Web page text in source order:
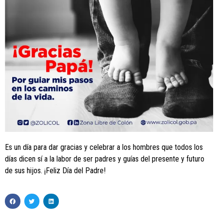
Es un día para dar gracias y celebrar a los hombres que todos los
días dicen sí a la labor de ser padres y guías del presente y futuro
de sus hijos. ¡Feliz Día del Padre!